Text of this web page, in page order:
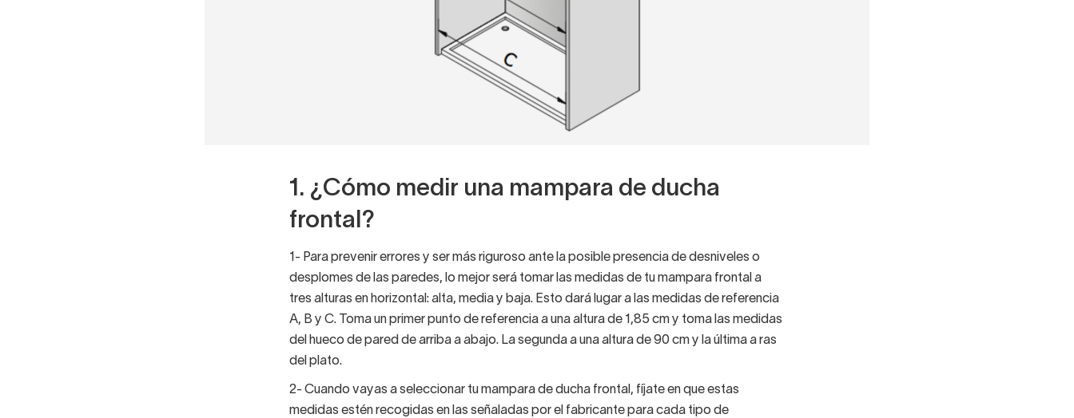
1. ¿Cómo medir una mampara de ducha
frontal?
1- Para prevenir errores y ser más riguroso ante la posible presencia de desniveles o
desplomes de las paredes, lo mejor será tomar las medidas de tu mampara frontal a
tres alturas en horizontal: alta, media y baja. Esto dará lugar a las medidas de referencia
A, B y C. Toma un primer punto de referencia a una altura de 1,85 cm y toma las medidas
del hueco de pared de arriba a abajo. La segunda a una altura de 90 cm y la última a ras
del plato.
2- Cuando vayas a seleccionar tu mampara de ducha frontal, fíjate en que estas
medidas estén recogidas en las señaladas por el fabricante para cada tipo de